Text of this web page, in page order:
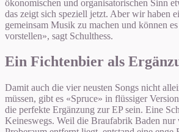
ökonomischen und organisatorischen Sinn
das zeigt sich speziell jetzt. Aber wir haben
gemeinsam Musik zu machen und können
vorstellen», sagt Schulthess.
Ein Fichtenbier als
Damit auch die vier neusten Songs nicht
müssen, gibt es «Spruce» in flüssiger
die perfekte Ergänzung zur EP sein. Eine
Keineswegs. Weil die Braufabrik Baden nur